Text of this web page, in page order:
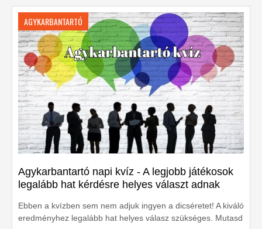
AGYKARBANTARTÓ
Agykarbantartó napi kvíz - A legjobb játékosok
legalább hat kérdésre helyes választ adnak
Ebben a kvízben sem nem adjuk ingyen a dicséretet! A kiváló
eredményhez legalább hat helyes válasz szükséges. Mutasd